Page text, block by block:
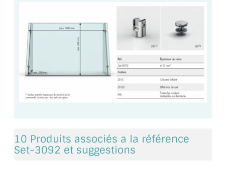
MIROIR ENCADRÉ
MIROIR TV
PAROI DE DOUCHE
10 Produits associés a la référence
Set-3092 et suggestions